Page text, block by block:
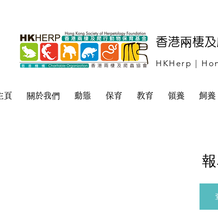
香港兩棲
HKHerp |
頁 關於我們 動態 保育 教育 領養 飼養